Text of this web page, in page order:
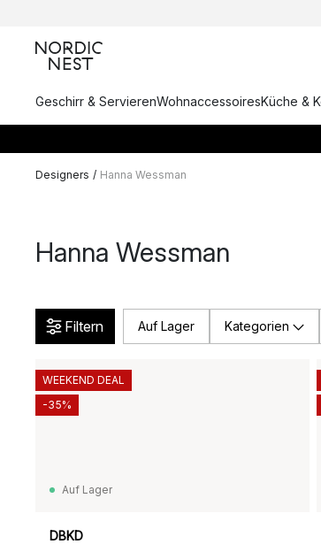
Geschirr & ServierenWohnaccessoiresKüche &
Designers / Hanna Wessman
Hanna Wessman
Filtern Auf Lager Kategorien
Auf Lager
DBKD
WEEKEND DEAL
-35%